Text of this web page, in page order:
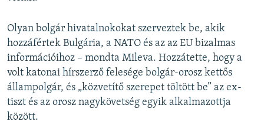
Olyan bolgár hivatalnokokat szerveztek be, akik
hozzáfértek Bulgária, a NATO és az az EU bizalmas
információihoz – mondta Mileva. Hozzátette, hogy a
volt katonai hírszerző felesége bolgár-orosz kettős
állampolgár, és „közvetítő szerepet töltött be” az ex-
tiszt és az orosz nagykövetség egyik alkalmazottja
között.